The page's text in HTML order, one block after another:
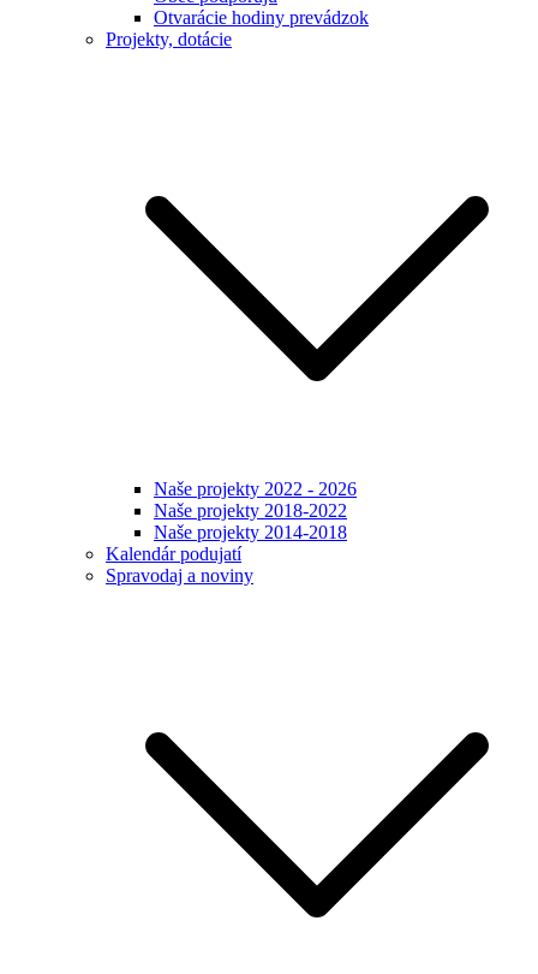
Otvarácie hodiny prevádzok
Projekty, dotácie
Naše projekty 2022 - 2026
Naše projekty 2018-2022
Naše projekty 2014-2018
Kalendár podujatí
Spravodaj a noviny